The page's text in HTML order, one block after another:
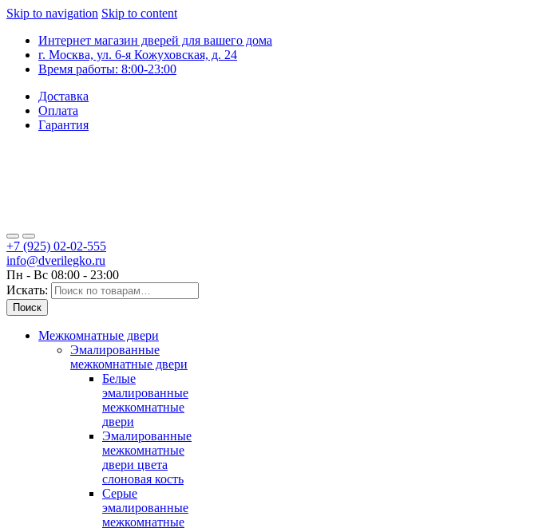
Skip to navigation Skip to content
Интернет магазин дверей для вашего дома
г. Москва, ул. 6-я Кожуховская, д. 24
Время работы: 8:00-23:00
Доставка
Оплата
Гарантия
+7 (925) 02-02-555
info@dverilegko.ru
Пн - Вс 08:00 - 23:00
Искать:
Поиск
Межкомнатные двери
Эмалированные
межкомнатные двери
Белые
эмалированные
межкомнатные
двери
Эмалированные
межкомнатные
двери цвета
слоновая кость
Серые
эмалированные
межкомнатные